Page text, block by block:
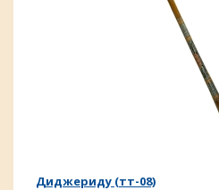
Диджериду (тт-08)